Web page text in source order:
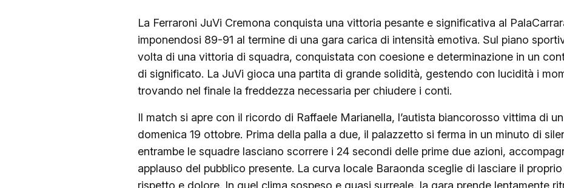
La Ferraroni JuVi Cremona conquista una vittoria pesante e significativa al
imponendosi 89-91 al termine di una gara carica di intensità emotiva. Sul piano
volta di una vittoria di squadra, conquistata con coesione e determinazione in un
di significato. La JuVi gioca una partita di grande solidità, gestendo con lucidità i
trovando nel finale la freddezza necessaria per chiudere i conti.
Il match si apre con il ricordo di Raffaele Marianella, l’autista biancorosso vittima di
domenica 19 ottobre. Prima della palla a due, il palazzetto si ferma in un minuto di
entrambe le squadre lasciano scorrere i 24 secondi delle prime due azioni,
applauso del pubblico presente. La curva locale Baraonda sceglie di lasciare il
rispetto e dolore. In quel clima sospeso e quasi surreale, la gara prende lentamente